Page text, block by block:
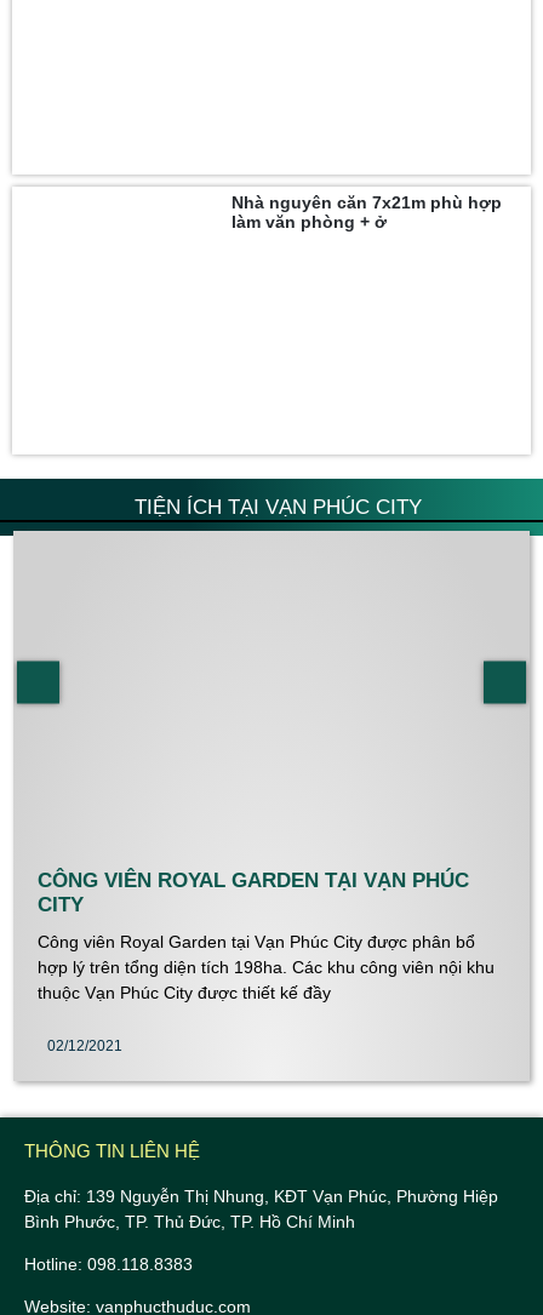
Nhà nguyên căn 7x21m phù hợp
làm văn phòng + ở
TIỆN ÍCH TẠI VẠN PHÚC CITY
CÔNG VIÊN ROYAL GARDEN TẠI VẠN PHÚC
CITY
Công viên Royal Garden tại Vạn Phúc City được phân bổ
hợp lý trên tổng diện tích 198ha. Các khu công viên nội khu
thuộc Vạn Phúc City được thiết kế đầy
02/12/2021
THÔNG TIN LIÊN HỆ
Địa chỉ: 139 Nguyễn Thị Nhung, KĐT Vạn Phúc, Phường Hiệp
Bình Phước, TP. Thủ Đức, TP. Hồ Chí Minh
Hotline: 098.118.8383
Website: vanphucthuduc.com